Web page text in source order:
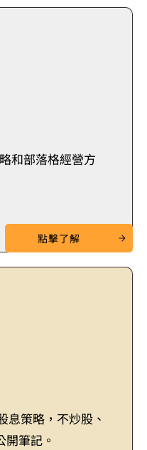
和部落格經營方
點擊了解
息策略，不炒股、
筆記。